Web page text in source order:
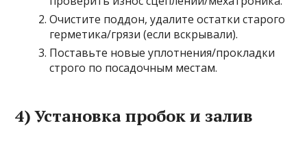
Очистите поддон, удалите остатки старого
герметика/грязи (если вскрывали).
Поставьте новые уплотнения/прокладки
строго по посадочным местам.
4) Установка пробок и залив